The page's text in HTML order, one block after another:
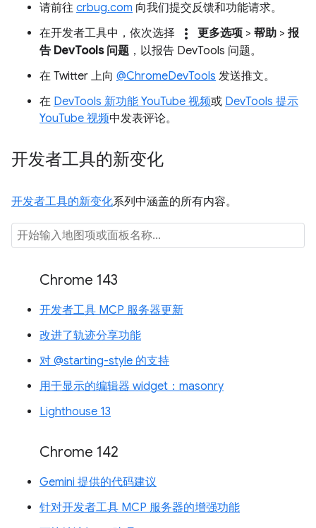
请前往 crbug.com 向我们提交反馈和功能请求。
在开发者工具中，依次选择
more_vert 更多选项 > 帮助 > 报
告 DevTools 问题 ，以报告 DevTools 问题。
在 Twitter 上向 @ChromeDevTools 发送推文。
在 DevTools 新功能 YouTube 视频或 DevTools 提示
YouTube 视频中发表评论。
开发者工具的新变化
开发者工具的新变化系列中涵盖的所有内容。
Chrome 143
开发者工具 MCP 服务器更新
改进了轨迹分享功能
对 @starting-style 的支持
用于显示的编辑器 widget：masonry
Lighthouse 13
Chrome 142
Gemini 提供的代码建议
针对开发者工具 MCP 服务器的增强功能